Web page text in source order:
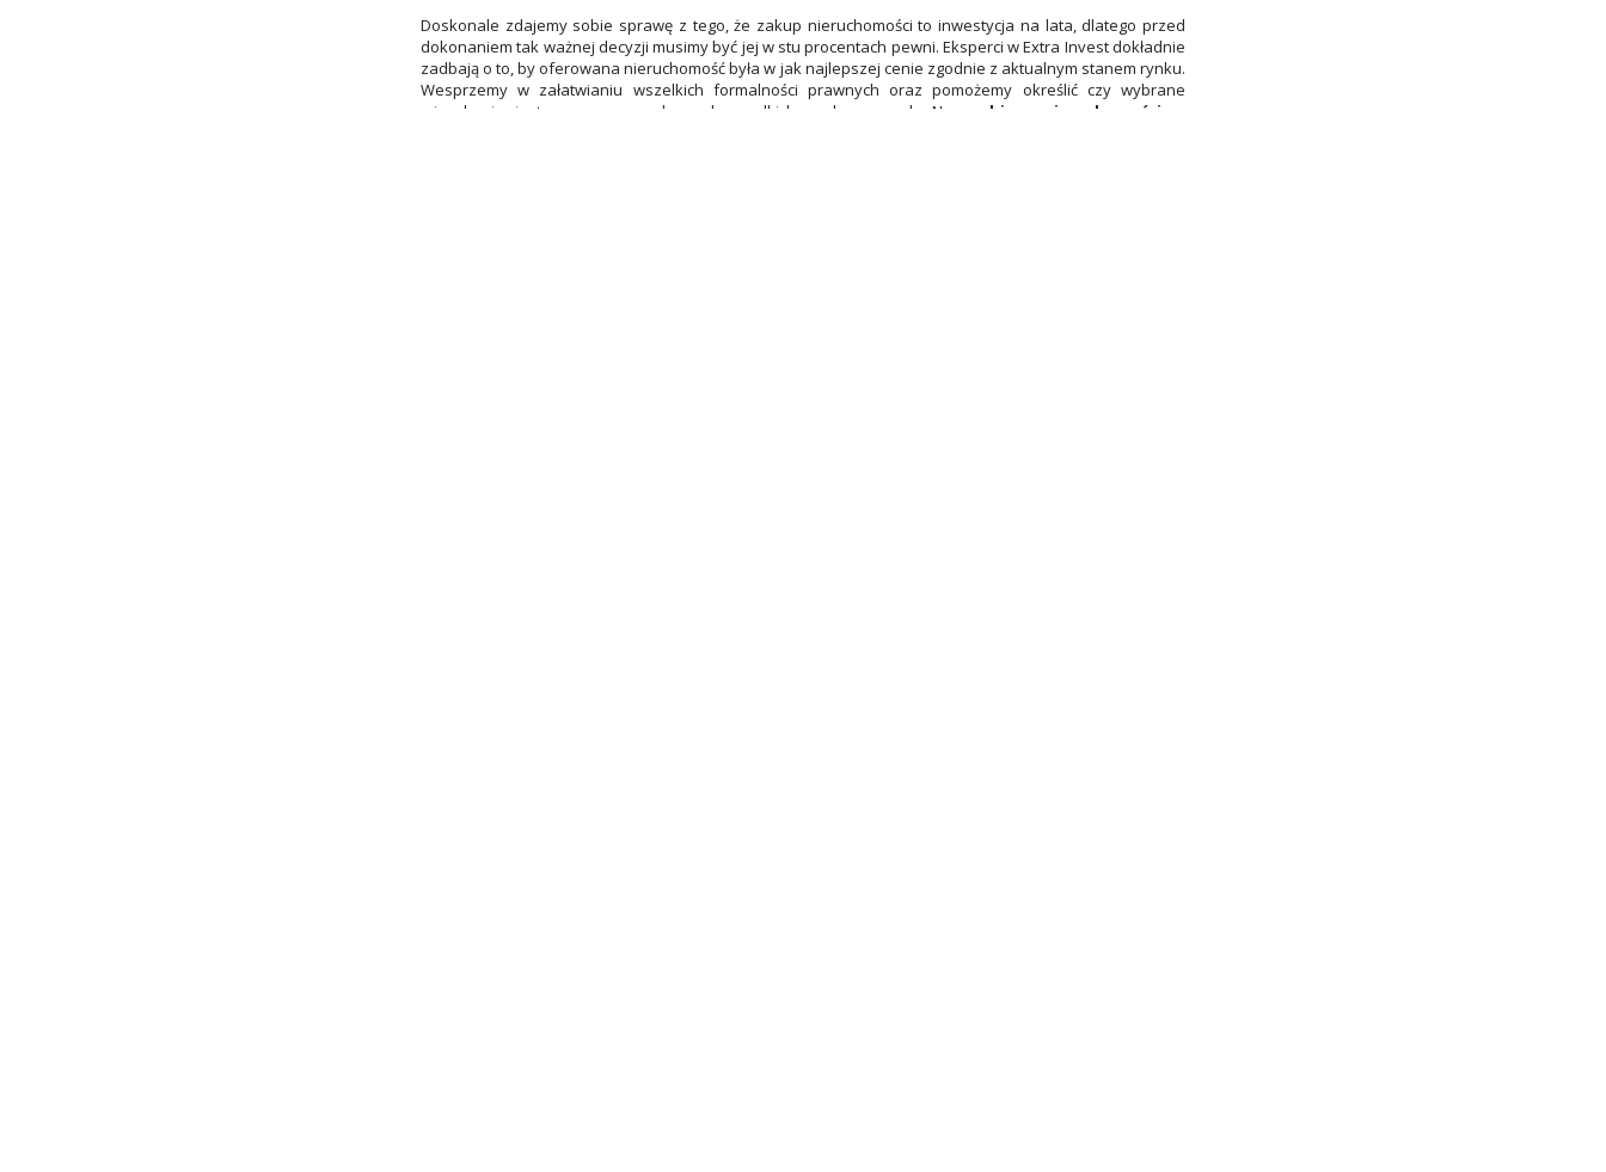
Doskonale zdajemy sobie sprawę z tego, że zakup nieruchomości to inwestycja na lata, dlatego przed
dokonaniem tak ważnej decyzji musimy być jej w stu procentach pewni. Eksperci w Extra Invest dokładnie
zadbają o to, by oferowana nieruchomość była w jak najlepszej cenie zgodnie z aktualnym stanem rynku.
Wesprzemy w załatwianiu wszelkich formalności prawnych oraz pomożemy określić czy wybrane
mieszkanie jest na pewno wolne od wszelkich wad prawnych. Nasze biuro nieruchomości w